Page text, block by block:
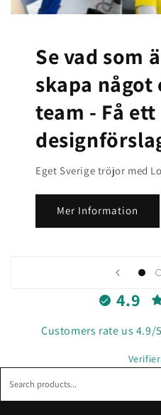
Se vad som
skapa
team - Få ett
Eget Sverige tröjor med
Mer Information
4.9
Customers rate us 4.9/